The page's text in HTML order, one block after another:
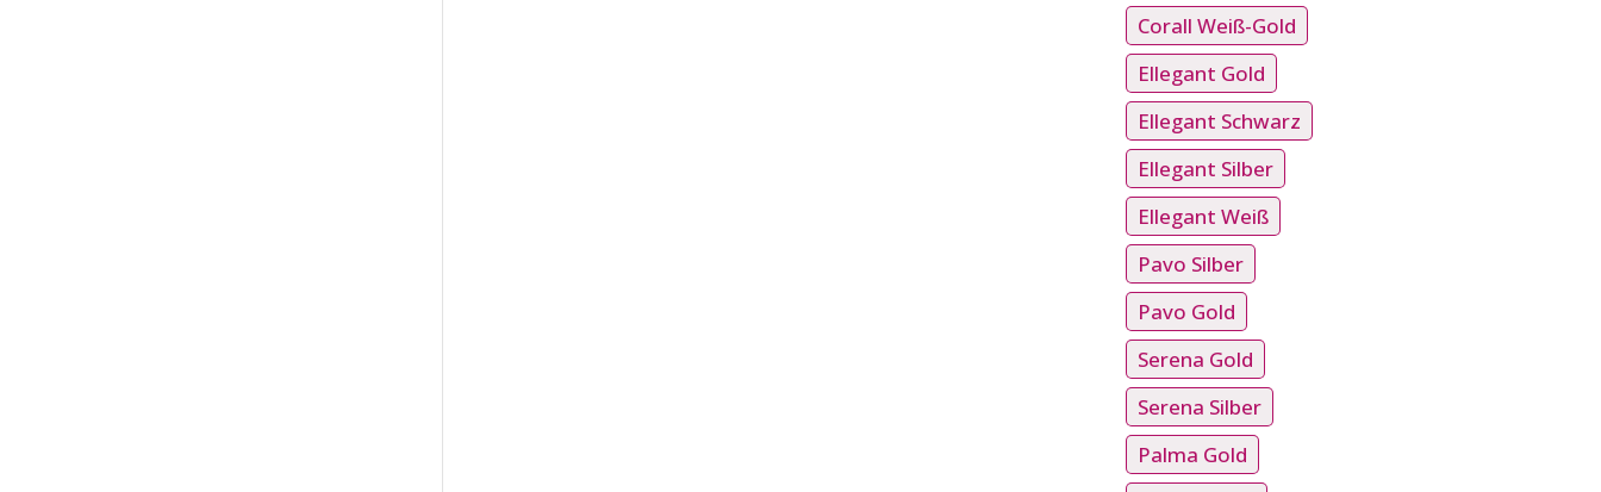
Silber
Corall Weiß-Gold
Ellegant Gold
Ellegant Schwarz
Ellegant Silber
Ellegant Weiß
Pavo Silber
Pavo Gold
Serena Gold
Serena Silber
Palma Gold